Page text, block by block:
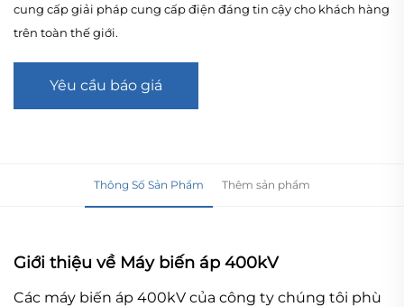
cung cấp giải pháp cung cấp điện đáng tin cậy cho khách hàng
trên toàn thế giới.
Yêu cầu báo giá
Thông Số Sản Phẩm Thêm sản phẩm
Giới thiệu về Máy biến áp 400kV
Các máy biến áp 400kV của công ty chúng tôi phù